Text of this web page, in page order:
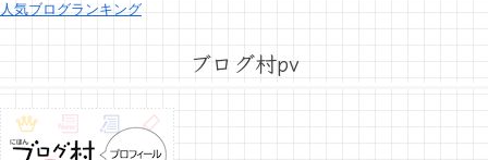
人気ブログランキング
ブログ村pv